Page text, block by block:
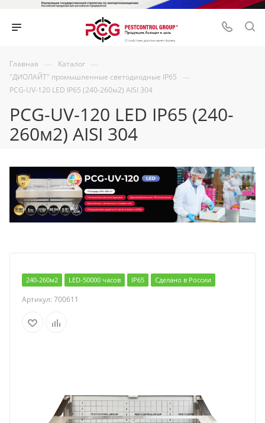
Главная — Каталог —
"ДИОЛАЙТ" промышленные светодиодные IP65 —
PCG-UV-120 LED IP65 (240-260м2) AISI 304
PCG-UV-120 LED IP65 (240-
260м2) AISI 304
240-260м2 LED-50000 часов IP65 Сделано в России
Артикул: 700611